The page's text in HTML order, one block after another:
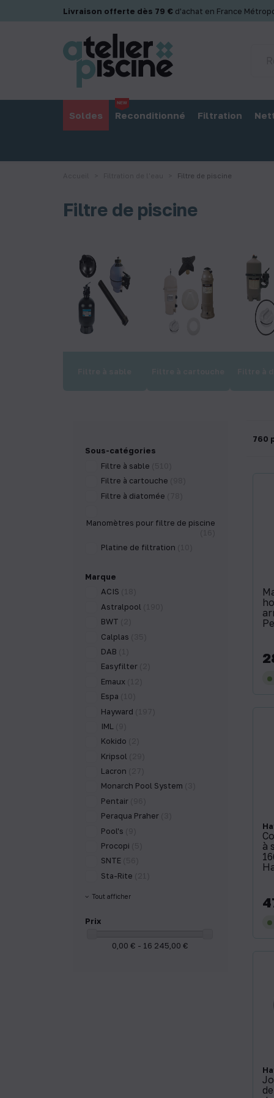
Livraison offerte dès 79 € d'achat en France
Soldes Reconditionné Filtration
Filtre de piscine
Filtre de piscine
Sous-catégories
Filtre à sable
Filtre à cartouche
Filtre à diatomée
Manomètres pour filtre de piscine
Platine de filtration
Marque
ACIS
Astralpool
BWT
Calplas
DAB
Easyfilter
Emaux
Espa
Hayward
IML
Kokido
Kripsol
Lacron
Monarch Pool System
Pentair
Peraqua Praher
Pool's
Procopi
SNTE
Sta-Rite
Tout afficher
Prix
0,00 € - 16 245,00 €
760
à